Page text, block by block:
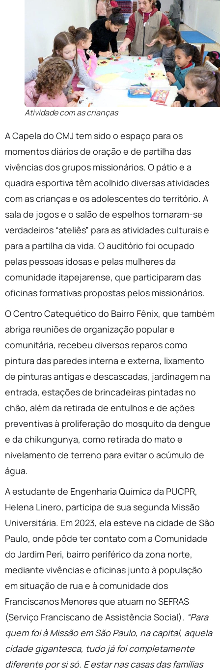
Atividade com as crianças
A Capela do CMJ tem sido o espaço para os
momentos diários de oração e de partilha das
vivências dos grupos missionários. O pátio e a
quadra esportiva têm acolhido diversas atividades
com as crianças e os adolescentes do território. A
sala de jogos e o salão de espelhos tornaram-se
verdadeiros “ateliês” para as atividades culturais e
para a partilha da vida. O auditório foi ocupado
pelas pessoas idosas e pelas mulheres da
comunidade itapejarense, que participaram das
oficinas formativas propostas pelos missionários.
O Centro Catequético do Bairro Fênix, que também
abriga reuniões de organização popular e
comunitária, recebeu diversos reparos como
pintura das paredes interna e externa, lixamento
de pinturas antigas e descascadas, jardinagem na
entrada, estações de brincadeiras pintadas no
chão, além da retirada de entulhos e de ações
preventivas à proliferação do mosquito da dengue
e da chikungunya, como retirada do mato e
nivelamento de terreno para evitar o acúmulo de
água.
A estudante de Engenharia Química da PUCPR,
Helena Linero, participa de sua segunda Missão
Universitária. Em 2023, ela esteve na cidade de São
Paulo, onde pôde ter contato com a Comunidade
do Jardim Peri, bairro periférico da zona norte,
mediante vivências e oficinas junto à população
em situação de rua e à comunidade dos
Franciscanos Menores que atuam no SEFRAS
(Serviço Franciscano de Assistência Social). “Para
quem foi à Missão em São Paulo, na capital, aquela
cidade gigantesca, tudo já foi completamente
diferente por si só. E estar nas casas das famílias